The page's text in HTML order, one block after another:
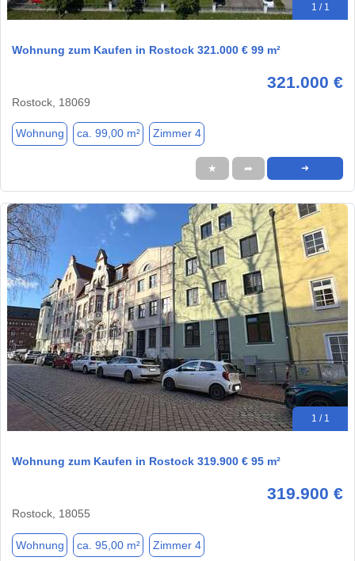
1 / 1
Wohnung zum Kaufen in Rostock 321.000 € 99 m²
321.000 €
Rostock, 18069
Wohnung ca. 99,00 m² Zimmer 4
★ ➦ ➜
1 / 1
Wohnung zum Kaufen in Rostock 319.900 € 95 m²
319.900 €
Rostock, 18055
Wohnung ca. 95,00 m² Zimmer 4